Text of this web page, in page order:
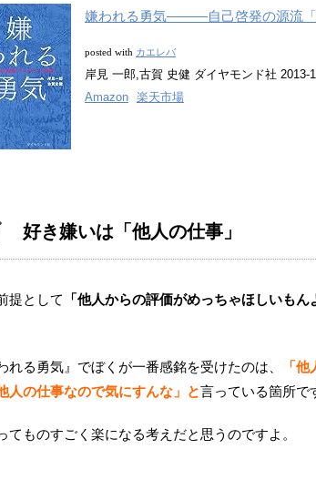
嫌われる勇気―――自己啓発の源流「
posted with カエレバ
岸見 一郎,古賀 史健 ダイヤモンド社 2013-
Amazon 楽天市場
好き嫌いは「他人の仕事」
提として
「他人からの評価がめっちゃほしいも
れる勇気』でぼくが一番感銘を受けたのは、
「
人の仕事なので気にすんな」と言っている箇所で
てものすごく楽になる考えだと思うのですよ。